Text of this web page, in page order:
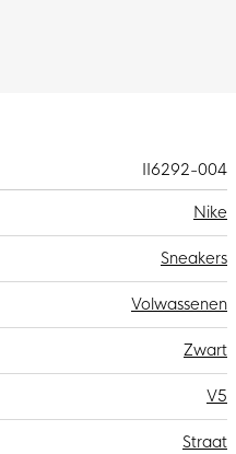
II6292-004
Nike
Sneakers
Volwassenen
Zwart
V5
Straat